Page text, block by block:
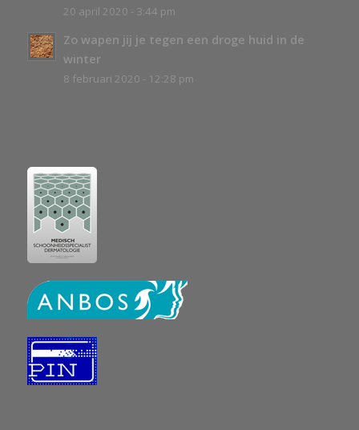
20 april 2020 - 3:44 pm
Zo wapen jij je tegen een droge huid in de
winter
8 februari 2020 - 12:28 pm